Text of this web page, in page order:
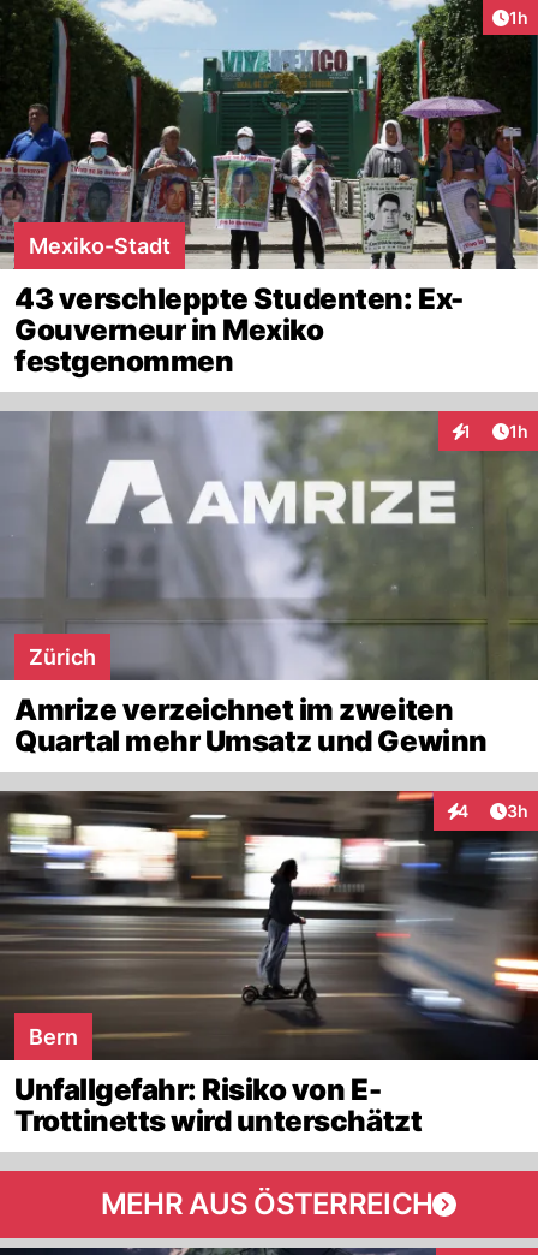
1h
Mexiko-Stadt
43 verschleppte Studenten: Ex-
Gouverneur in Mexiko
festgenommen
1 1h
Zürich
Amrize verzeichnet im zweiten
Quartal mehr Umsatz und Gewinn
4 3h
Bern
Unfallgefahr: Risiko von E-
Trottinetts wird unterschätzt
MEHR AUS ÖSTERREICH